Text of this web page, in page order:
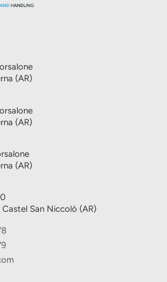
(AR)
(AR)
(AR)
San Niccolò (AR)